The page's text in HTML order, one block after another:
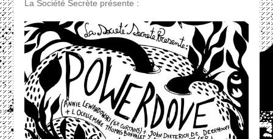
La Société Secrète présente :